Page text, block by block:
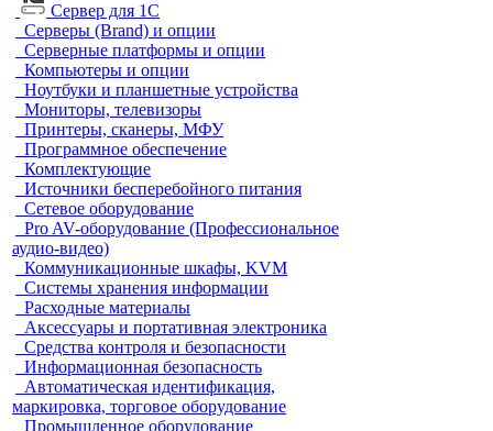
Сервер для 1С
Серверы (Brand) и опции
Серверные платформы и опции
Компьютеры и опции
Ноутбуки и планшетные устройства
Мониторы, телевизоры
Принтеры, сканеры, МФУ
Программное обеспечение
Комплектующие
Источники бесперебойного питания
Сетевое оборудование
Pro AV-оборудование (Профессиональное
аудио-видео)
Коммуникационные шкафы, KVM
Системы хранения информации
Расходные материалы
Аксессуары и портативная электроника
Средства контроля и безопасности
Информационная безопасность
Автоматическая идентификация,
маркировка, торговое оборудование
Промышленное оборудование